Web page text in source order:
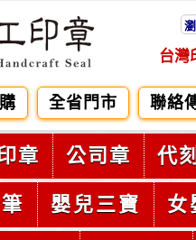
台灣
全省門市 聯絡
章 公司章 代
嬰兒三寶 女